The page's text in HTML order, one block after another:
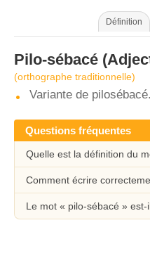
Définition
Pilo-sébacé
(orthographe traditionnelle)
Variante de pilosébacé.
Questions fréquentes
Quelle est la définition du
Comment écrire
Le mot « pilo-sébacé »